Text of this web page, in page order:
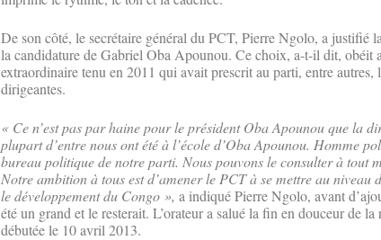
De son côté, le secrétaire général du PCT, Pierre Ngolo, a justifié
la candidature de Gabriel Oba Apounou. Ce choix, a-t-il dit, obéit
extraordinaire tenu en 2011 qui avait prescrit au parti, entre autres,
dirigeantes.
« Ce n’est pas par haine pour le président Oba Apounou que la
plupart d’entre nous ont été à l’école d’Oba Apounou. Homme
bureau politique de notre parti. Nous pouvons le consulter à tout
Notre ambition à tous est d’amener le PCT à se mettre au
le développement du Congo », a indiqué Pierre Ngolo, avant
été un grand et le resterait. L’orateur a salué la fin en douceur de
débutée le 10 avril 2013.